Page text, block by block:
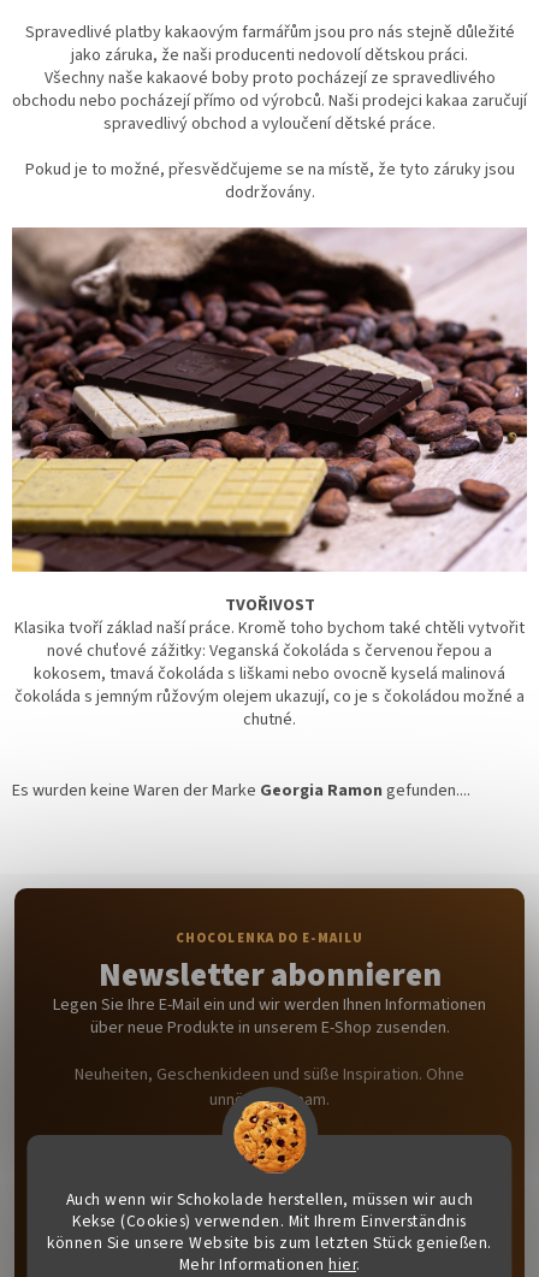
Auch wenn wir Schokolade herstellen, müssen wir auch
Kekse (Cookies) verwenden. Mit Ihrem Einverständnis
können Sie unsere Website bis zum letzten Stück genießen.
Mehr Informationen hier.
Spravedlivé platby kakaovým farmářům jsou pro nás stejně důležité
jako záruka, že naši producenti nedovolí dětskou práci.
Všechny naše kakaové boby proto pocházejí ze spravedlivého
obchodu nebo pocházejí přímo od výrobců. Naši prodejci kakaa zaručují
spravedlivý obchod a vyloučení dětské práce.
Pokud je to možné, přesvědčujeme se na místě, že tyto záruky jsou
dodržovány.
TVOŘIVOST
Klasika tvoří základ naší práce. Kromě toho bychom také chtěli vytvořit
nové chuťové zážitky: Veganská čokoláda s červenou řepou a
kokosem, tmavá čokoláda s liškami nebo ovocně kyselá malinová
čokoláda s jemným růžovým olejem ukazují, co je s čokoládou možné a
chutné.
Es wurden keine Waren der Marke Georgia Ramon gefunden....
Newsletter abonnieren
Legen Sie Ihre E-Mail ein und wir werden Ihnen Informationen
über neue Produkte in unserem E-Shop zusenden.
Neuheiten, Geschenkideen und süße Inspiration. Ohne
unnötigen Spam.
Durch die Eingabe Ihrer E-Mail stimmen Sie der
Datenschutzerklärungzu. WirschützenIhre Adresse wie ein